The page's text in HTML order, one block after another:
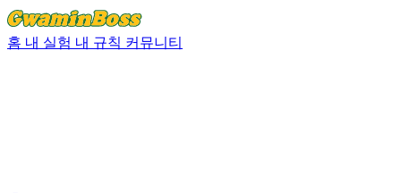
홈 내 실험 내 규칙 커뮤니티